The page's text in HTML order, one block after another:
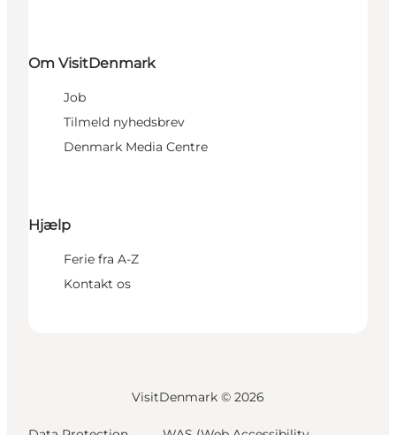
Om VisitDenmark
Job
Tilmeld nyhedsbrev
Denmark Media Centre
Hjælp
Ferie fra A-Z
Kontakt os
VisitDenmark © 2026